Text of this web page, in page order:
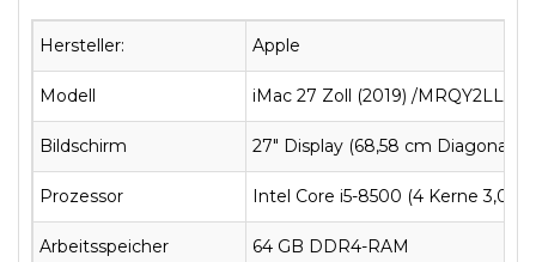
Hersteller: Apple
Modell iMac 27 Zoll (2019) /MRQY2LL
Bildschirm 27" Display (68,58 cm
Prozessor Intel Core i5-8500 (4 Kerne 3,0
Arbeitsspeicher 64 GB DDR4-RAM